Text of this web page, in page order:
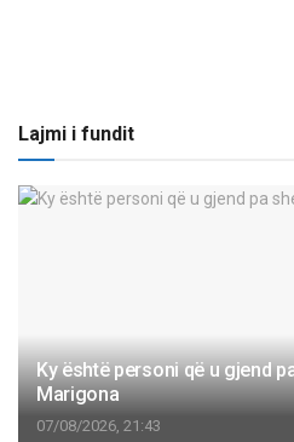
Lajmi i fundit
Ky është personi që u gjend
Marigona
07/08/2026, 21:43